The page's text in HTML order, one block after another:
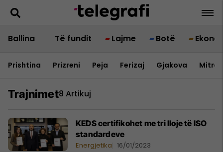
Ballina Të fundit Lajme Botë
Prishtina Prizreni Peja Ferizaj Gjakova
Trajnimet8 Artikuj
KEDS certifikohet me tri lloje të ISO
standardeve
Energjetika 16/01/2023